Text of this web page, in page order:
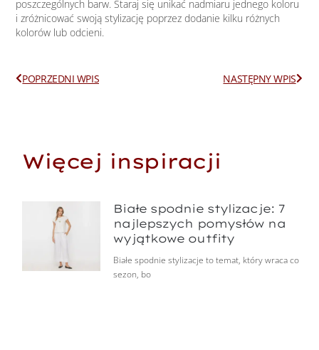
poszczególnych barw. Staraj się unikać nadmiaru jednego koloru
i zróżnicować swoją stylizację poprzez dodanie kilku różnych
kolorów lub odcieni.
Prev
POPRZEDNI WPIS NASTĘPNY WPISNext
Więcej inspiracji
Białe spodnie stylizacje: 7
najlepszych pomysłów na
wyjątkowe outfity
Białe spodnie stylizacje to temat, który wraca co
sezon, bo